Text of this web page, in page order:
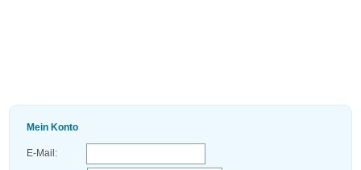
Mein Konto
E-Mail: